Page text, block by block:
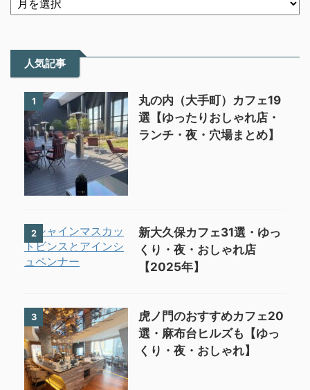
人気記事
1
丸の内（大手町）カフェ19
選【ゆったりおしゃれ店・
ランチ・夜・穴場まとめ】
2
新大久保カフェ31選・ゆっ
くり・夜・おしゃれ店
【2025年】
3
虎ノ門のおすすめカフェ20
選・麻布台ヒルズも【ゆっ
くり・夜・おしゃれ】